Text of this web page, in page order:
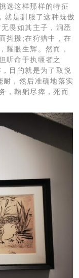
选这样那样的特征
就是驯服了这种既傲
畏如其主子，洞悉
抖擞;在狩猎中，在
耀眼生辉。然而，
听命于执缰者之
目的就是为了取悦
，然后准确地落实
，鞠躬尽瘁，死而